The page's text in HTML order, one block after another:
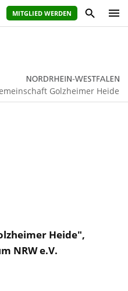
MITGLIED WERDEN
Golzheimer Heide
Heide",
NRW e.V.